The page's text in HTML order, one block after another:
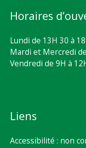
Horaires
Lundi de 13H 30 à
Mardi et Mercredi
Vendredi de 9H à
Liens
Accessibilité : non